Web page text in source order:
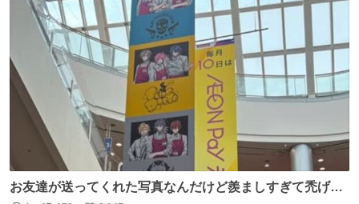
ト
数
数
お友達が送ってくれた写真なんだけど羨ましすぎて禿げそ